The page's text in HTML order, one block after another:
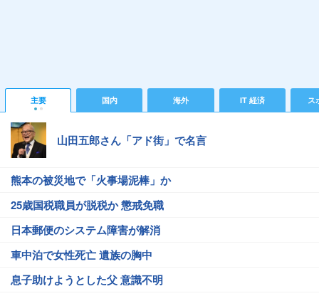
主要 国内 海外 IT 経済 ス
山田五郎さん「アド街」で名言
熊本の被災地で「火事場泥棒」か
25歳国税職員が脱税か 懲戒免職
日本郵便のシステム障害が解消
車中泊で女性死亡 遺族の胸中
息子助けようとした父 意識不明